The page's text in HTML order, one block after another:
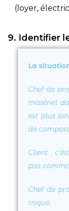
(loyer,
9. Identifier
La
Chef de
matériel
est plus
de
Client :
pas
Chef de
risque.